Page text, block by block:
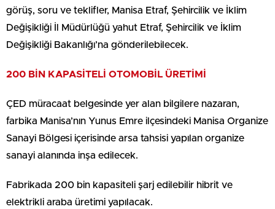
görüş, soru ve teklifler, Manisa Etraf, Şehircilik ve İklim
Değişikliği İl Müdürlüğü yahut Etraf, Şehircilik ve İklim
Değişikliği Bakanlığı’na gönderilebilecek.
200 BİN KAPASİTELİ OTOMOBİL ÜRETİMİ
ÇED müracaat belgesinde yer alan bilgilere nazaran,
farbika Manisa’nın Yunus Emre ilçesindeki Manisa Organize
Sanayi Bölgesi içerisinde arsa tahsisi yapılan organize
sanayi alanında inşa edilecek.
Fabrikada 200 bin kapasiteli şarj edilebilir hibrit ve
elektrikli araba üretimi yapılacak.